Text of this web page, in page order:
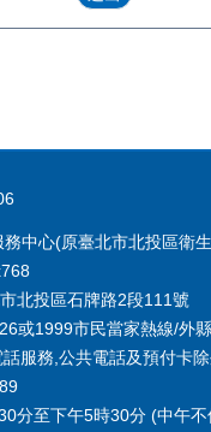
中心(原臺北市北投區衛
北投區石牌路2段111號
或1999市民當家熱線/外
服務,公共電話及預付卡
分至下午5時30分 (中午不